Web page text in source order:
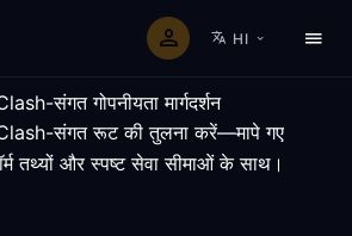
HI
संगत गोपनीयता मार्गदर्शन
संगत रूट की तुलना करें—मापे गए
तथ्यों और स्पष्ट सेवा सीमाओं के साथ।